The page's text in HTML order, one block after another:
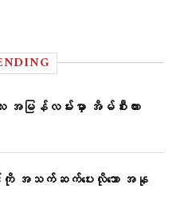
မြန်လမ်းမှာ အိမ်စီးကား
အသက်ဆက်ပေးလိုသော အနု